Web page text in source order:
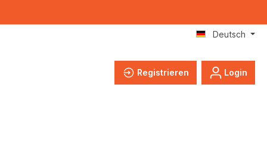
Deutsch
Registrieren Login